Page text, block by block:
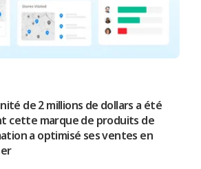
de 2 millions de dollars a été
cette marque de produits de
a optimisé ses ventes en